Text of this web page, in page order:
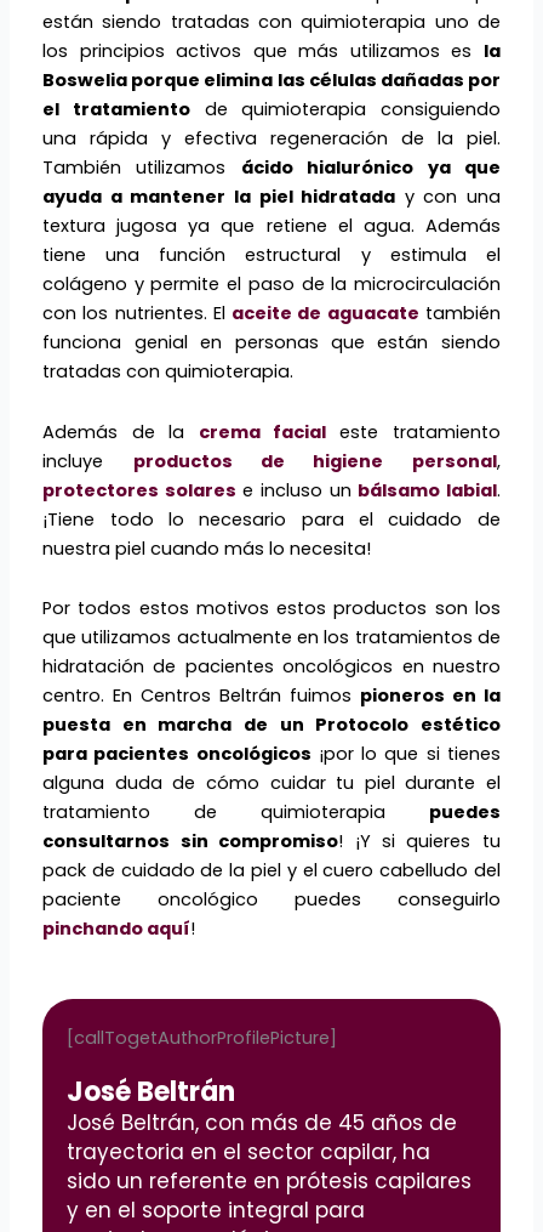
están siendo tratadas con quimioterapia uno de
los principios activos que más utilizamos es la
Boswelia porque elimina las células dañadas por
el tratamientode quimioterapia consiguiendo
una rápida y efectiva regeneración de la piel.
También utilizamos ácido hialurónico ya que
ayuda a mantener la piel hidratada y con una
textura jugosa ya que retiene el agua. Además
tiene una función estructural y estimula el
colágeno y permite el paso de la microcirculación
con los nutrientes. El aceite de aguacate también
funciona genial en personas que están siendo
tratadas con quimioterapia.
Además de la crema facialeste tratamiento
incluye productos de higiene personal,
protectores solares e incluso un bálsamo labial.
¡Tiene todo lo necesario para el cuidado de
nuestra piel cuando más lo necesita!
Por todos estos motivos estos productos son los
que utilizamos actualmente en los tratamientos de
hidratación de pacientes oncológicos en nuestro
centro. En Centros Beltrán fuimos pioneros en la
puesta en marcha de un Protocolo estético
para pacientes oncológicos ¡por lo que si tienes
alguna duda de cómo cuidar tu piel durante el
tratamiento de quimioterapia puedes
consultarnos sin compromiso! ¡Y si quieres tu
pack de cuidado de la piel y el cuero cabelludo del
paciente oncológico puedes conseguirlo
pinchando aquí!
[callTogetAuthorProfilePicture]
José Beltrán
José Beltrán, con más de 45 años de
trayectoria en el sector capilar, ha
sido un referente en prótesis capilares
y en el soporte integral para